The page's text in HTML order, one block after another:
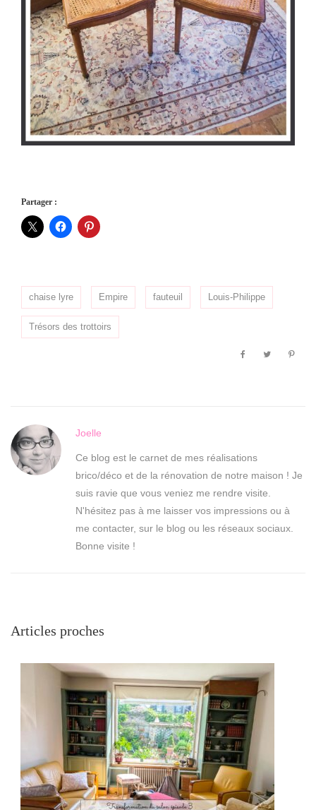
Partager :
chaise lyre Empire fauteuil Louis-Philippe
Trésors des trottoirs
Joelle
Ce blog est le carnet de mes réalisations
brico/déco et de la rénovation de notre maison ! Je
suis ravie que vous veniez me rendre visite.
N'hésitez pas à me laisser vos impressions ou à
me contacter, sur le blog ou les réseaux sociaux.
Bonne visite !
Articles proches